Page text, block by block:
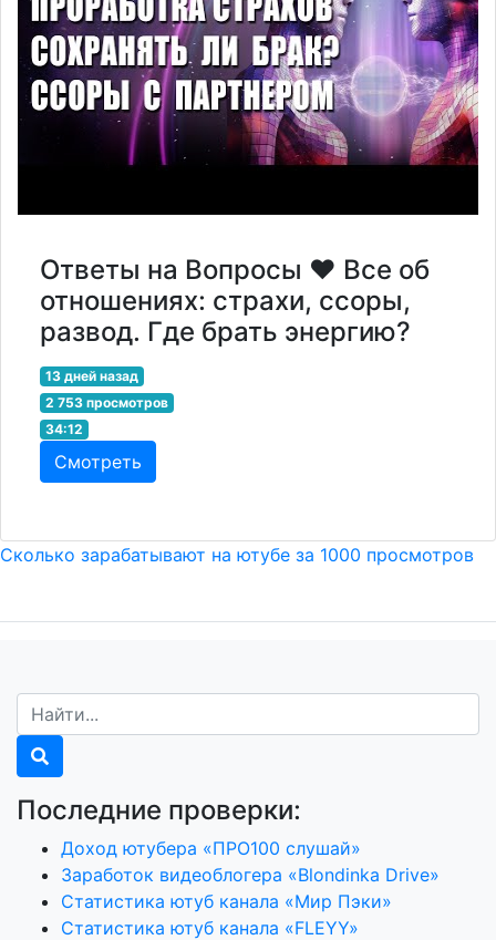
Ответы на Вопросы ❤️ Все об
отношениях: страхи, ссоры,
развод. Где брать энергию?
13 дней назад
2 753 просмотров
34:12
Смотреть
Сколько зарабатывают на ютубе за 1000 просмотров
Последние проверки:
Доход ютубера «ПРО100 слушай»
Заработок видеоблогера «Blondinka Drive»
Статистика ютуб канала «Мир Пэки»
Статистика ютуб канала «FLEYY»